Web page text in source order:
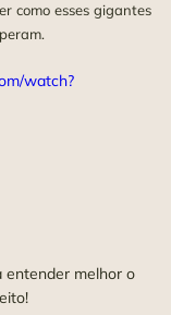
como esses gigantes
watch?
entender melhor o